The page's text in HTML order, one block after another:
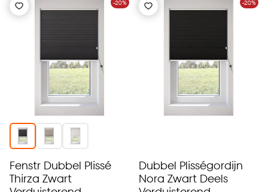
-20%
Fenstr Dubbel Plissé
Thirza Zwart
-20%
Dubbel Plisségordijn
Nora Zwart Deels